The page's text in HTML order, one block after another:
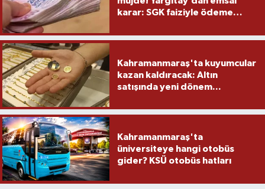
karar: SGK faiziyle ödeme
Kahramanmaraş'ta kuyumcular
kazan kaldıracak: Altın
satışında yeni dönem...
Kahramanmaraş'ta
üniversiteye hangi otobüs
gider? KSÜ otobüs hatları